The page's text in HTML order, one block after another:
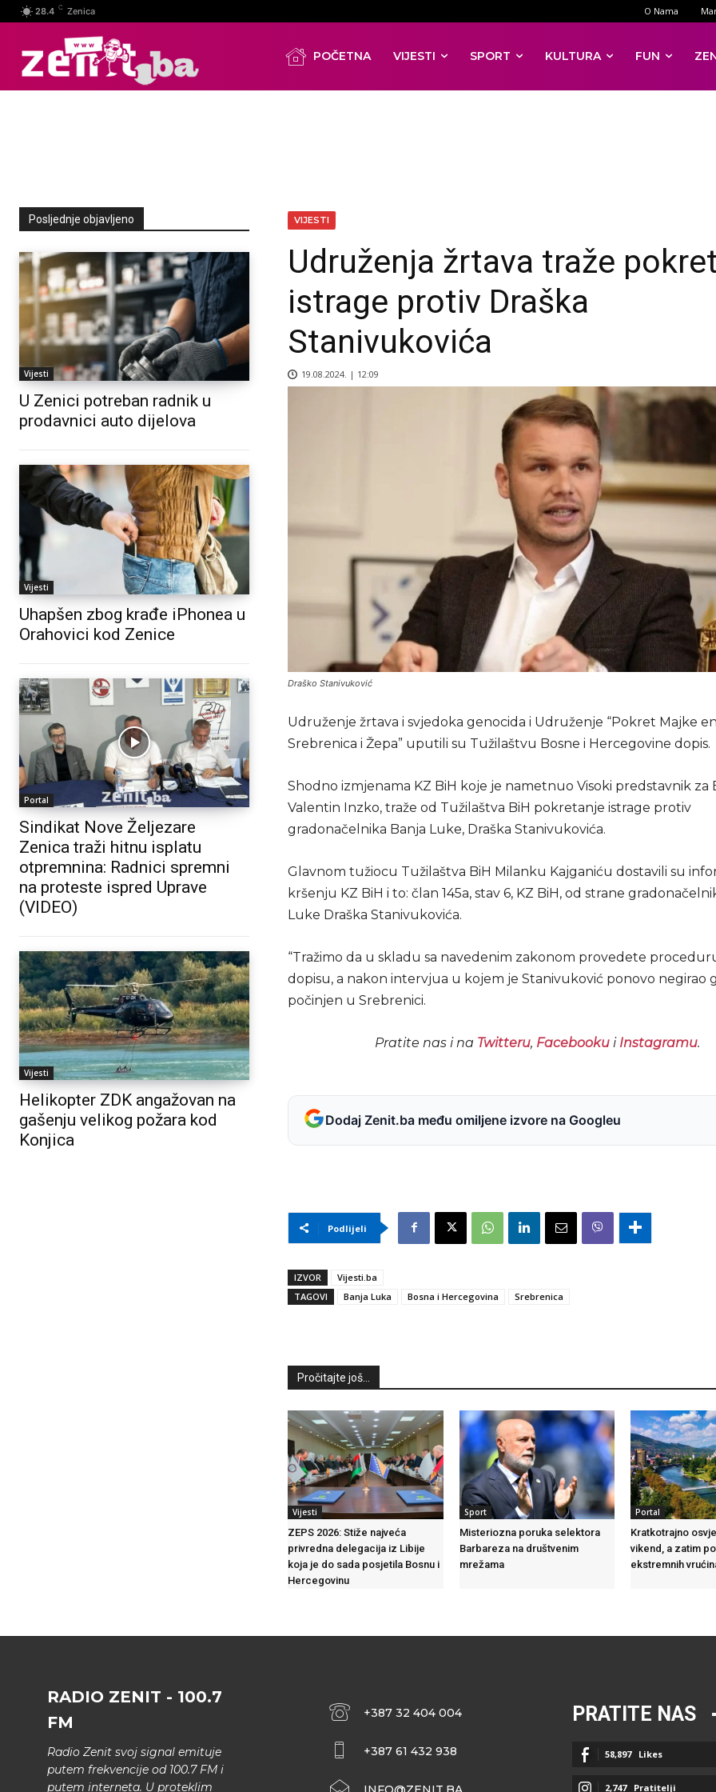
28.4 C Zenica O Nama
POČETNA VIJESTI SPORT KULTURA FUN
Posljednje objavljeno
Vijesti
U Zenici potreban radnik u
prodavnici auto dijelova
Vijesti
Uhapšen zbog krađe iPhonea u
Orahovici kod Zenice
Portal
Sindikat Nove Željezare
Zenica traži hitnu isplatu
otpremnina: Radnici spremni
na proteste ispred Uprave
(VIDEO)
Vijesti
Helikopter ZDK angažovan na
gašenju velikog požara kod
Konjica
VIJESTI
Udruženja žrtava traže
istrage protiv Draška
Stanivukovića
19.08.2024. | 12:09
Draško Stanivuković
Udruženje žrtava i svjedoka genocida i Udruženje “Pokret Majke
Srebrenica i Žepa” uputili su Tužilaštvu Bosne i Hercegovine dopis.
Shodno izmjenama KZ BiH koje je nametnuo Visoki predstavnik za
Valentin Inzko, traže od Tužilaštva BiH pokretanje istrage protiv
gradonačelnika Banja Luke, Draška Stanivukovića.
Glavnom tužiocu Tužilaštva BiH Milanku Kajganiću dostavili su
kršenju KZ BiH i to: član 145a, stav 6, KZ BiH, od strane
Luke Draška Stanivukovića.
“Tražimo da u skladu sa navedenim zakonom provedete
dopisu, a nakon intervjua u kojem je Stanivuković ponovo negirao
počinjen u Srebrenici.
Pratite nas i na Twitteru, Facebookui Instagramu.
Dodaj Zenit.ba među omiljene izvore na Googleu
Podlijeli
IZVOR
Vijesti.ba
TAGOVI
Banja Luka Bosna i Hercegovina Srebrenica
Pročitajte još...
Vijesti
ZEPS 2026: Stiže najveća
privredna delegacija iz Libije
koja je do sada posjetila Bosnu i
Hercegovinu
Sport
Misteriozna poruka selektora
Barbareza na društvenim
mrežama
Portal
Kratkotrajno
vikend, a zatim
ekstremnih
RADIO ZENIT - 100.7
FM
Radio Zenit svoj signal emituje
putem frekvencije od 100.7 FM i
putem interneta. U proteklim
+387 32 404 004
+387 61 432 938
PRATITE NAS
58,897 Likes
2,747 Pratitelji